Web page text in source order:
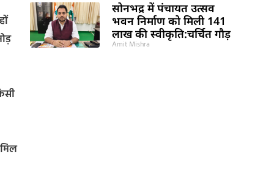
सोनभद्र में पंचायत उत्सव
भवन निर्माण को मिली 141
लाख की स्वीकृति:चर्चित गौड़
Amit Mishra